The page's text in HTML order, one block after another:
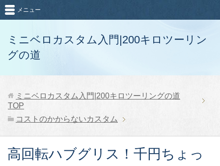
ミニベロカスタム入門|200キロツーリン
グの道
メニュー
ミニベロカスタム入門|200キロツーリングの道
TOP
コストのかからないカスタム
高回転ハブグリス！千円ちょっ